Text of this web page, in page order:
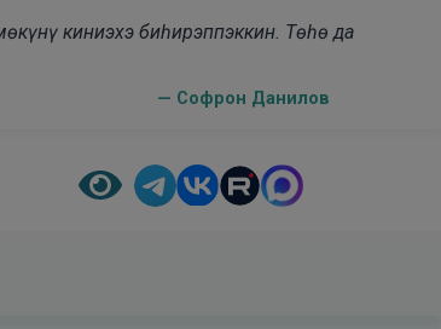
киниэхэ биһирэппэккин. Төһө да
— Софрон Данилов